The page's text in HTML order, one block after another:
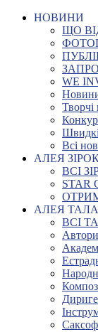
НОВИНИ
ЩО
WE
Творчі
Всі
АЛЕЯ
ВСІ
STAR
АЛЕЯ
ВСІ